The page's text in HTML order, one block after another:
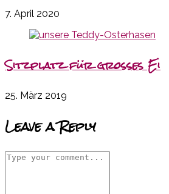
7. April 2020
Sitzplatz für großes Ei
25. März 2019
Leave a Reply